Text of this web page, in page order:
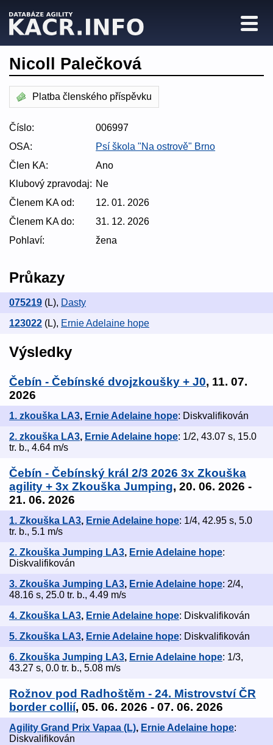
Nicoll Palečková
Platba členského příspěvku
Číslo:
006997
OSA:
Psí škola "Na ostrově" Brno
Člen KA:
Ano
Klubový zpravodaj: Ne
Členem KA od:
12. 01. 2026
Členem KA do:
31. 12. 2026
Pohlaví:
žena
Průkazy
075219 (L), Dasty
123022 (L), Ernie Adelaine hope
Výsledky
Čebín - Čebínské dvojzkoušky + J0, 11. 07.
2026
1. zkouška LA3, Ernie Adelaine hope: Diskvalifikován
2. zkouška LA3, Ernie Adelaine hope: 1/2, 43.07 s, 15.0
tr. b., 4.64 m/s
Čebín - Čebínský král 2/3 2026 3x Zkouška
agility + 3x Zkouška Jumping, 20. 06. 2026 -
21. 06. 2026
1. Zkouška LA3, Ernie Adelaine hope: 1/4, 42.95 s, 5.0
tr. b., 5.1 m/s
2. Zkouška Jumping LA3, Ernie Adelaine hope:
Diskvalifikován
3. Zkouška Jumping LA3, Ernie Adelaine hope: 2/4,
48.16 s, 25.0 tr. b., 4.49 m/s
4. Zkouška LA3, Ernie Adelaine hope: Diskvalifikován
5. Zkouška LA3, Ernie Adelaine hope: Diskvalifikován
6. Zkouška Jumping LA3, Ernie Adelaine hope: 1/3,
43.27 s, 0.0 tr. b., 5.08 m/s
Rožnov pod Radhoštěm - 24. Mistrovství ČR
border collií, 05. 06. 2026 - 07. 06. 2026
Agility Grand Prix Vapaa (L), Ernie Adelaine hope:
Diskvalifikován